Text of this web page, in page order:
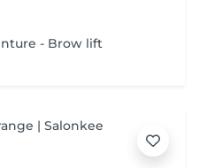
- Brow lift